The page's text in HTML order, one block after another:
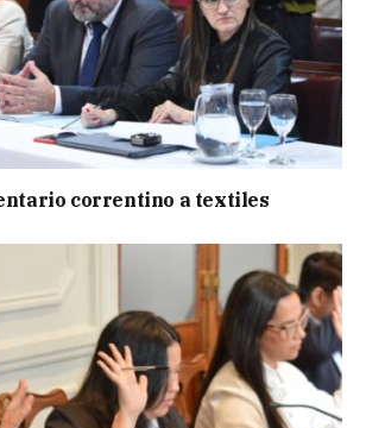
correntino a textiles